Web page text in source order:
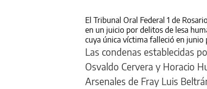
El Tribunal Oral Federal 1 de
en un juicio por delitos de lesa
cuya única víctima falleció en junio
Las condenas establecidas
Osvaldo Cervera y Horacio
Arsenales de Fray Luis